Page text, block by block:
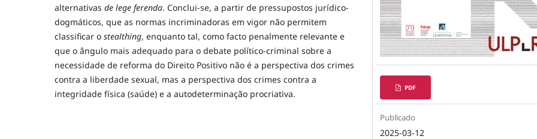
alternativas de lege ferenda. Conclui-se, a partir de pressupostos jurídico-
dogmáticos, que as normas incriminadoras em vigor não permitem
classificar o stealthing, enquanto tal, como facto penalmente relevante e
que o ângulo mais adequado para o debate político-criminal sobre a
necessidade de reforma do Direito Positivo não é a perspectiva dos crimes
contra a liberdade sexual, mas a perspectiva dos crimes contra a
integridade física (saúde) e a autodeterminação procriativa.
PDF
Publicado
2025-03-12